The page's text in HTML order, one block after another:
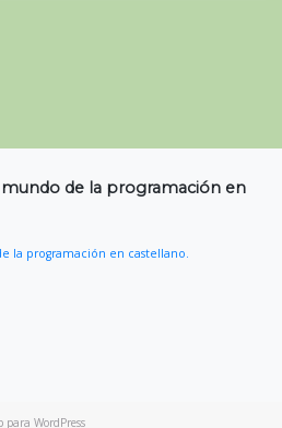
de la programación en
la programación en castellano.
para WordPress